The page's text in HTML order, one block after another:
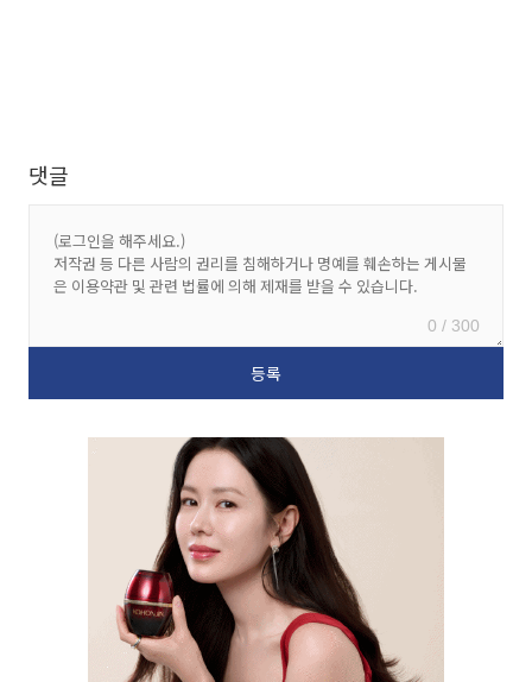
댓글
0 / 300